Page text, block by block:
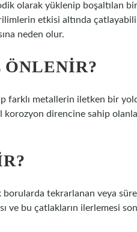
olarak yüklenip boşaltılan
etkisi altında
neden olur.
farklı metallerin iletken bir
direncine sahip
tekrarlanan veya
ve bu çatlakların ilerlemesi